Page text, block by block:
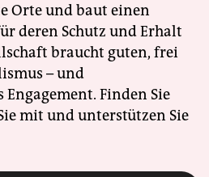
Orte und baut einen
deren Schutz und Erhalt
braucht guten, frei
– und
Finden Sie
mit und unterstützen Sie